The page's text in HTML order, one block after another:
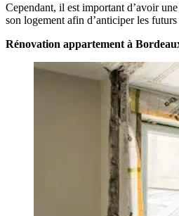
Cependant, il est important d’avoir
son logement afin d’anticiper les
Rénovation appartement à